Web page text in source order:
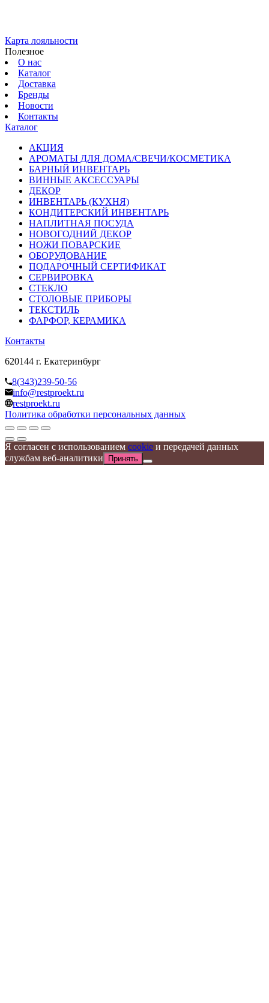
Карта лояльности
Полезное
О нас
Каталог
Доставка
Бренды
Новости
Контакты
Каталог
АКЦИЯ
АРОМАТЫ ДЛЯ ДОМА/СВЕЧИ/КОСМЕТИКА
БАРНЫЙ ИНВЕНТАРЬ
ВИННЫЕ АКСЕССУАРЫ
ДЕКОР
ИНВЕНТАРЬ (КУХНЯ)
КОНДИТЕРСКИЙ ИНВЕНТАРЬ
НАПЛИТНАЯ ПОСУДА
НОВОГОДНИЙ ДЕКОР
НОЖИ ПОВАРСКИЕ
ОБОРУДОВАНИЕ
ПОДАРОЧНЫЙ СЕРТИФИКАТ
СЕРВИРОВКА
СТЕКЛО
СТОЛОВЫЕ ПРИБОРЫ
ТЕКСТИЛЬ
ФАРФОР, КЕРАМИКА
Контакты
620144 г. Екатеринбург
8(343)239-50-56
info@restproekt.ru
restproekt.ru
Политика обработки персональных данных
Я согласен с использованием cookie и передачей данных
службам веб-аналитики
Принять